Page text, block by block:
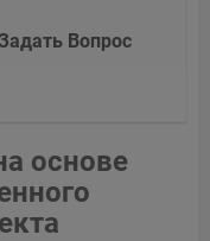
Вопрос
основе